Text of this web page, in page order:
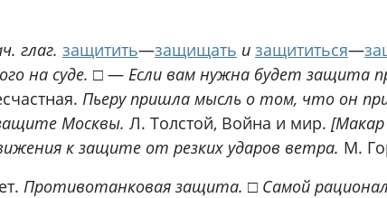
глаг. защитить—защищать и защититься—
на суде. □ — Если вам нужна будет защита
Пьеру пришла мысль о том, что он
Москвы. Л. Толстой, Война и мир. [Макар
к защите от резких ударов ветра. М.
Противотанковая защита. □ Самой